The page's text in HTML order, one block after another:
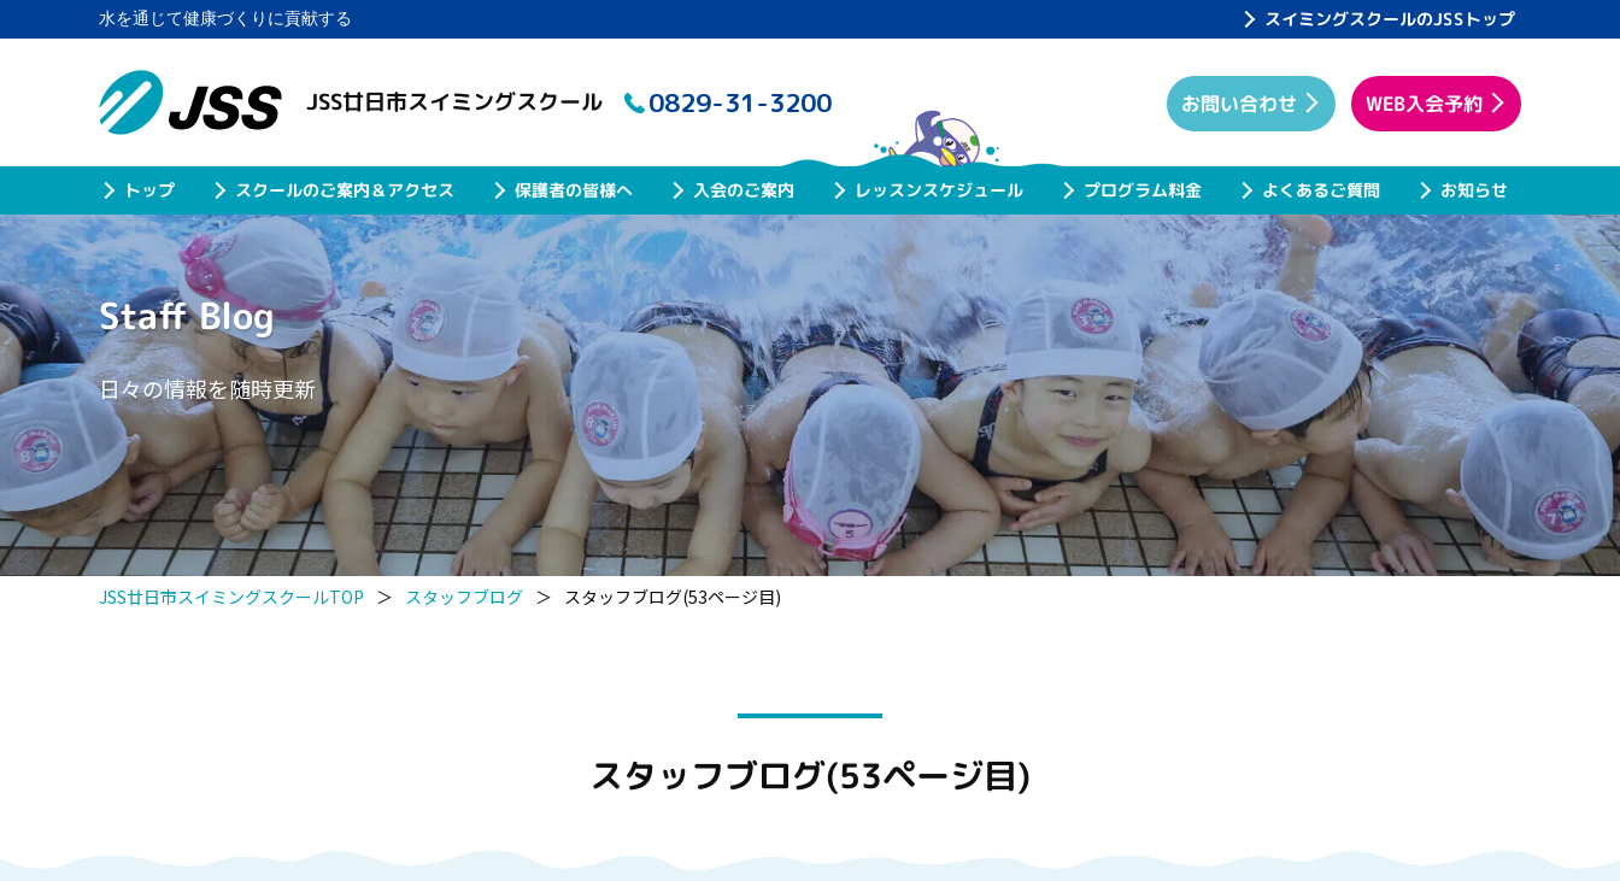
水を通じて健康づくりに貢献する スイミングスクールのJSSトップ
JSS廿日市スイミングスクール 0829-31-3200
トップ スクールのご案内＆アクセス 保護者の皆様へ 入会のご案内 レッスンスケジュール プログラム料金 よくあるご質問 お知らせ
お問い合わせ WEB入会予約
Staff Blog
日々の情報を随時更新
JSS廿日市スイミングスクールTOP ＞ スタッフブログ ＞ スタッフブログ(53ページ目)
スタッフブログ(53ページ目)